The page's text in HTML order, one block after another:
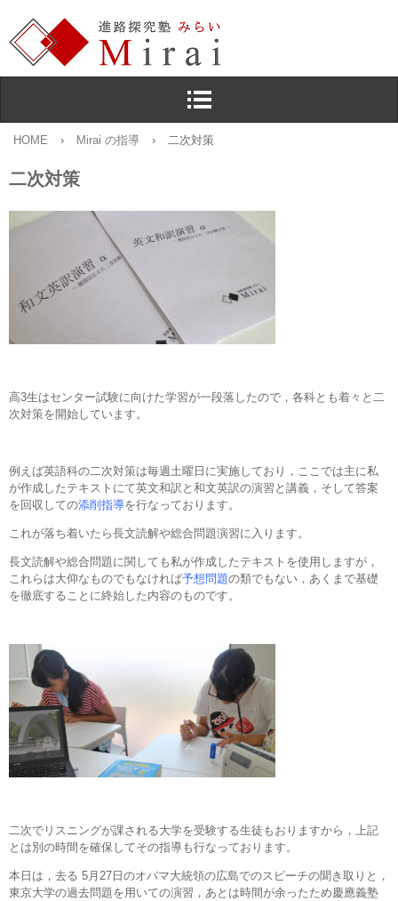
HOME › Mirai の指導 › 二次対策
二次対策
高3生はセンター試験に向けた学習が一段落したので，各科とも着々と二
次対策を開始しています。
例えば英語科の二次対策は毎週土曜日に実施しており，ここでは主に私
が作成したテキストにて英文和訳と和文英訳の演習と講義，そして答案
を回収しての添削指導を行なっております。
これが落ち着いたら長文読解や総合問題演習に入ります。
長文読解や総合問題に関しても私が作成したテキストを使用しますが，
これらは大仰なものでもなければ予想問題の類でもない，あくまで基礎
を徹底することに終始した内容のものです。
二次でリスニングが課される大学を受験する生徒もおりますから，上記
とは別の時間を確保してその指導も行なっております。
本日は，去る 5月27日のオバマ大統領の広島でのスピーチの聞き取りと，
東京大学の過去問題を用いての演習，あとは時間が余ったため慶應義塾